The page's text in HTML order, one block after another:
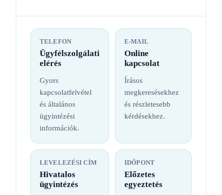
TELEFON
Ügyfélszolgálati
elérés
Gyors
kapcsolatfelvétel
és általános
ügyintézési
információk.
E-MAIL
Online
kapcsolat
Írásos
megkeresésekhez
és részletesebb
kérdésekhez.
LEVELEZÉSI CÍM
Hivatalos
ügyintézés
IDŐPONT
Előzetes
egyeztetés